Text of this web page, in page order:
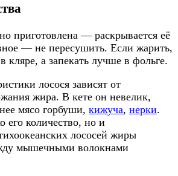
приготовлена — раскрывается её
— не пересушить. Если жарить,
кляре, а запекать лучше в фольге.
лосося зависят от
жира. В кете он невелик,
мясо горбуши, кижуча, нерки.
его количество, но и
лососей жиры
мышечными волокнами